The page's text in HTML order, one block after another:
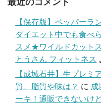
最近のコメント
【保存版】ペッパーラ
ダイエット中でも食べ
スメ★ワイルドカット
とうさん フィットネス
【成城石井】生プレミ
質、脂質や味は？ に 成
ーキ！通販できないけ